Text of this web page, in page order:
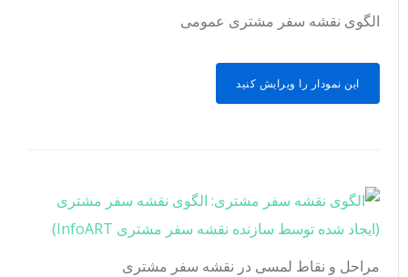
الگوی نقشه سفر مشتری عمومی
این نمودار را ویرایش کنید
مراحل و نقاط لمسی در نقشه سفر مشتری